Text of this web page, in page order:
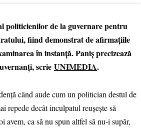
politicienilor de la guvernare pentru
fiind demonstrat de afirmațiile
în instanță. Paniș precizează
scrie UNIMEDIA.
când aude cum un politician destul de
repede decât inculpatul reușește să
ca să nu spun altfel să nu-i supăr,